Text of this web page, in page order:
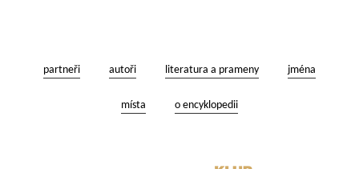
partneři autoři literatura a prameny jména
místa o encyklopedii